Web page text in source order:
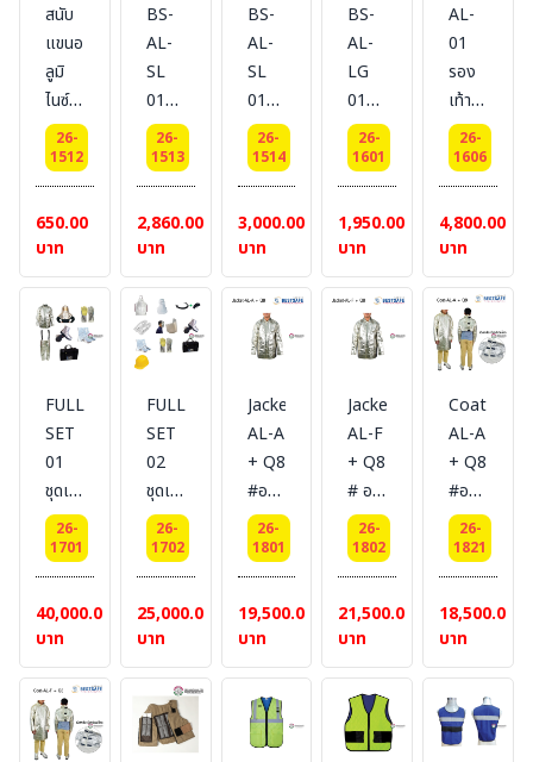
BESTSAFE
โป้ง)
#
BESTSAFE
สนับ
แขนอ
ลูมิ
ไนซ์
ป้องกัน
รังสี
ความ
ร้อน
และ
เปลว
ไฟ
ยี่ห้อ
BESTSAFE
26-
1512
650.00
บาท
BS-
AL-
SL
01
ปลอก
แขนอ
ลูมิ
ไนซ์
รัดหัว
ท้าย
ยาว
14
นิ้ว
coated
aramid
350g
T0.5mm
#
BESTSAFE
26-
1513
2,860.00
บาท
BS-
AL-
SL
01
ปลอก
แขนอ
ลูมิ
ไนซ์
รัดหัว
ท้าย
ยาว
16
นิ้ว
coated
aramid
350g
T0.5mm
#
BESTSAFE
26-
1514
3,000.00
บาท
BS-
AL-
LG
01
ปลอก
ขาอลู
มิไนซ์
ความ
ยาว
14
นิ้ว #
BESTSAFE
26-
1601
1,950.00
บาท
AL-
01
รอง
เท้า
อลูมิ
ไนซ์
แบบ
เทป
เวลโก
ร์ #
BESTSAFE
26-
1606
4,800.00
บาท
FULL
SET
01
ชุดเซ
ตอลู
มิไนซ์
#BESTSAFE
26-
1701
40,000.00
บาท
FULL
SET
02
ชุดเซ
ตอลู
มิไนซ์
#BESTSAFE
26-
1702
25,000.00
บาท
Jacket-
AL-A
+ Q8
#อลู
มิไนซ์
เสริม
ซับกัน
ความ
ร้อน
สูง
แบบ
เสื้อ
แจ็ค
26-
1801
19,500.00
บาท
Jacket-
AL-F
+ Q8
# อลู
มิไนซ์
เสริม
ซับกัน
ความ
ร้อน
สูง
แบบ
เสื้อ
แจ็ค
26-
1802
21,500.00
บาท
Coat-
AL-A
+ Q8
#อลู
มิไนซ์
เสริม
ซับกัน
ความ
ร้อน
สูง
เสื้อ
คลุม
26-
1821
18,500.00
บาท